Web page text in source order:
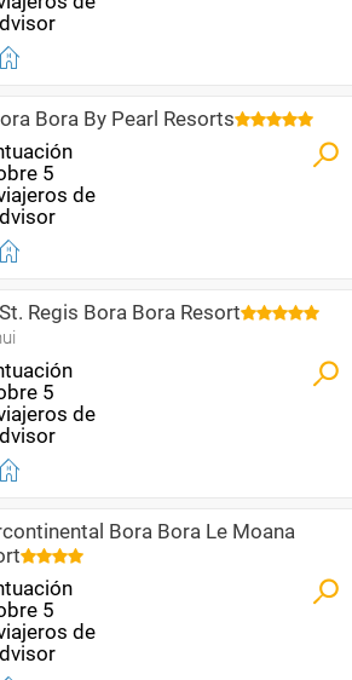
Bora By Pearl Resorts
Regis Bora Bora Resort
Bora Bora Le Moana